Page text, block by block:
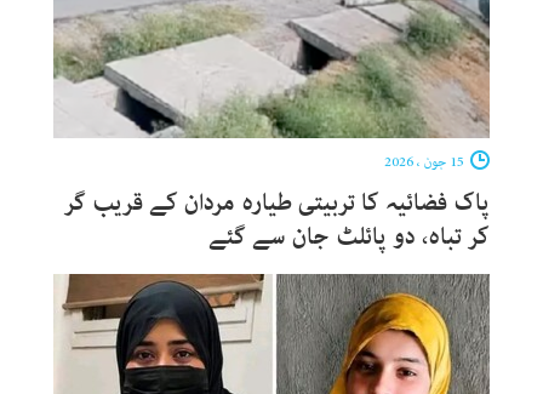
پاک فضائیہ کا تربیتی طیارہ مردان کے قریب گر
کر تباہ، دو پائلٹ جان سے گئے